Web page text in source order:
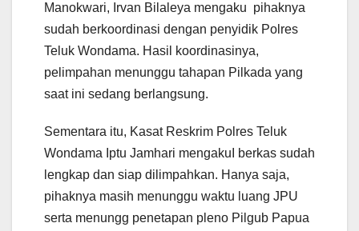
Manokwari, Irvan Bilaleya mengaku pihaknya
sudah berkoordinasi dengan penyidik Polres
Teluk Wondama. Hasil koordinasinya,
pelimpahan menunggu tahapan Pilkada yang
saat ini sedang berlangsung.
Sementara itu, Kasat Reskrim Polres Teluk
Wondama Iptu Jamhari mengakuI berkas sudah
lengkap dan siap dilimpahkan. Hanya saja,
pihaknya masih menunggu waktu luang JPU
serta menungg penetapan pleno Pilgub Papua